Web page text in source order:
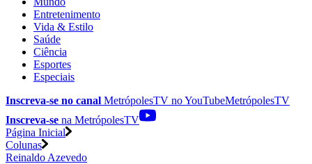
Entretenimento
Vida & Estilo
Saúde
Ciência
Esportes
Especiais
Inscreva-se no canal MetrópolesTV noYouTubeMetrópolesTV
Inscreva-se na MetrópolesTV
Página Inicial
Colunas
Reinaldo Azevedo